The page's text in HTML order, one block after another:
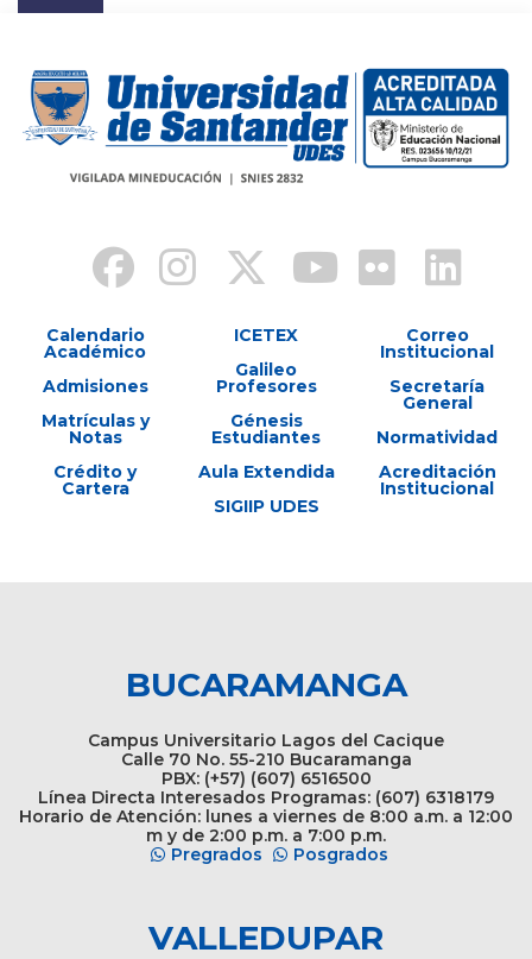
Calendario
Académico
Admisiones
Matrículas y
Notas
Crédito y
Cartera
ICETEX
Galileo
Profesores
Génesis
Estudiantes
Aula Extendida
SIGIIP UDES
Correo
Institucional
Secretaría
General
Normatividad
Acreditación
Institucional
BUCARAMANGA
Campus Universitario Lagos del Cacique
Calle 70 No. 55-210 Bucaramanga
PBX: (+57) (607) 6516500
Línea Directa Interesados Programas: (607) 6318179
Horario de Atención: lunes a viernes de 8:00 a.m. a 12:00
m y de 2:00 p.m. a 7:00 p.m.
Pregrados
Posgrados
VALLEDUPAR